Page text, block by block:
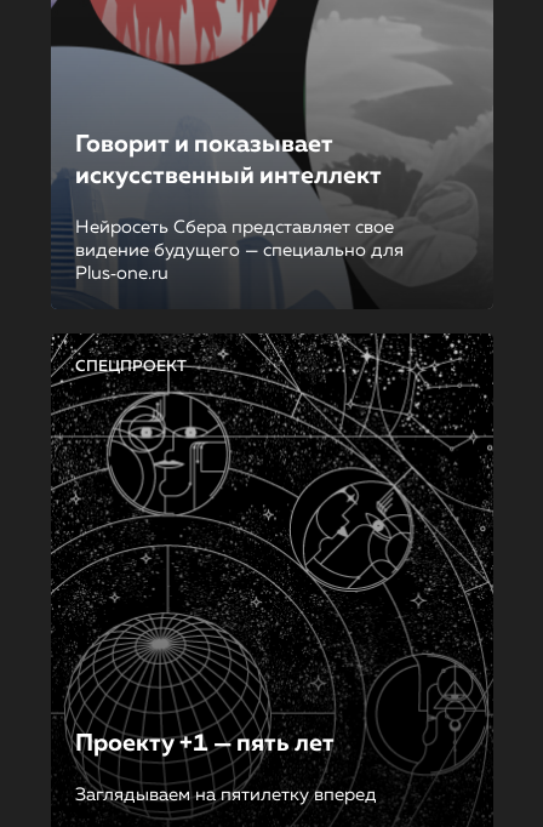
Говорит и показывает
искусственный интеллект
Нейросеть Сбера представляет свое
видение будущего — специально для
Plus‑one.ru
СПЕЦПРОЕКТ
Проекту +1 — пять лет
Заглядываем на пятилетку вперед